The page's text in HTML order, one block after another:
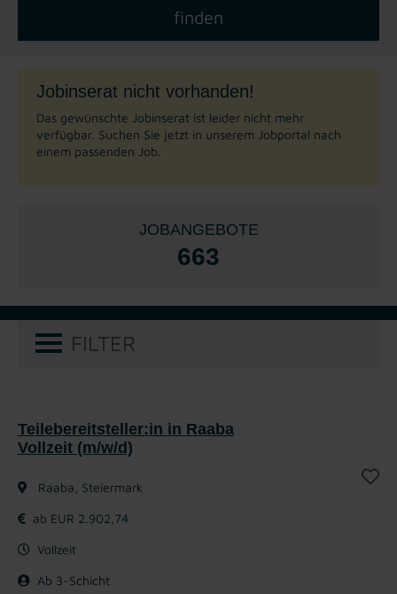
Jobinserat nicht vorhanden!
Das gewünschte Jobinserat ist leider nicht mehr
verfügbar. Suchen Sie jetzt in unserem Jobportal nach
einem passenden Job.
JOBANGEBOTE
663
FILTER
Teilebereitsteller:in in Raaba
Vollzeit (m/w/d)
Raaba, Steiermark
ab EUR 2.902,74
Vollzeit
Ab 3-Schicht